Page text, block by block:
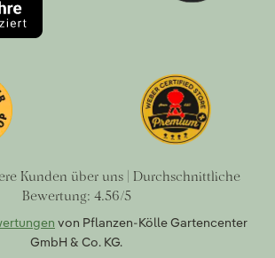
Kunden über uns | Durchschnittliche
Bewertung: 4.56/5
von Pflanzen-Kölle Gartencenter
GmbH & Co. KG.